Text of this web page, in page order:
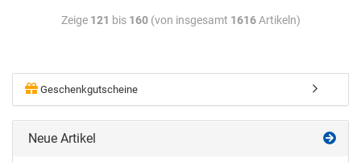
Zeige 121 bis 160(von insgesamt 1616Artikeln)
Geschenkgutscheine
Neue Artikel